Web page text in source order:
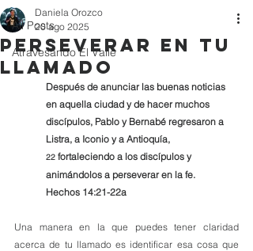
All Posts
Atravesando El Valle
perseverar en tu
llamado
Daniela Orozco
20 ago 2025
Después de anunciar las buenas noticias
en aquella ciudad y de hacer muchos
discípulos, Pablo y Bernabé regresaron a
Listra, a Iconio y a Antioquía,
22 fortaleciendo a los discípulos y
animándolos a perseverar en la fe.
Hechos 14:21-22a
Una manera en la que puedes tener claridad
acerca de tu llamado es identificar esa cosa que